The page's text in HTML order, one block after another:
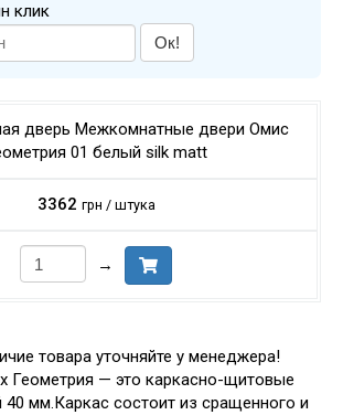
клик
Ок!
дверь Межкомнатные двери Омис
01 белый silk matt
3362 грн / штука
→
товара уточняйте у менеджера!
Геометрия — это каркасно-щитовые
мм.Каркас состоит из сращенного и